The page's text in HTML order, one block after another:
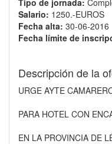
Tipo de jornada:
Salario: 1250.-EUROS
Fecha alta: 30-06-2016
Fecha límite de
Descripción de la
URGE AYTE
PARA HOTEL CON
EN LA PROVINCIA DE